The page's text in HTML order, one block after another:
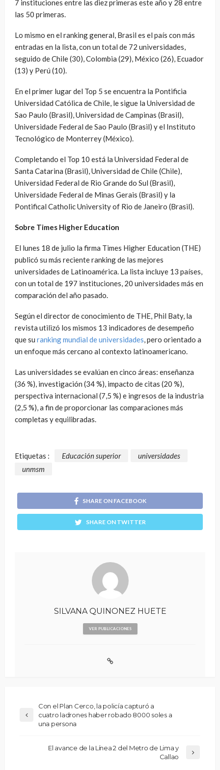
7 instituciones entre las diez primeras este año y 28 entre
las 50 primeras.
Lo mismo en el ranking general, Brasil es el país con más
entradas en la lista, con un total de 72 universidades,
seguido de Chile (30), Colombia (29), México (26), Ecuador
(13) y Perú (10).
En el primer lugar del Top 5 se encuentra la Pontificia
Universidad Católica de Chile, le sigue la Universidad de
Sao Paulo (Brasil), Universidad de Campinas (Brasil),
Universidade Federal de Sao Paulo (Brasil) y el Instituto
Tecnológico de Monterrey (México).
Completando el Top 10 está la Universidad Federal de
Santa Catarina (Brasil), Universidad de Chile (Chile),
Universidad Federal de Rio Grande do Sul (Brasil),
Universidade Federal de Minas Gerais (Brasil) y la
Pontifical Catholic University of Rio de Janeiro (Brasil).
Sobre Times Higher Education
El lunes 18 de julio la firma Times Higher Education (THE)
publicó su más reciente ranking de las mejores
universidades de Latinoamérica. La lista incluye 13 países,
con un total de 197 instituciones, 20 universidades más en
comparación del año pasado.
Según el director de conocimiento de THE, Phil Baty, la
revista utilizó los mismos 13 indicadores de desempeño
que su ranking mundial de universidades, pero orientado a
un enfoque más cercano al contexto latinoamericano.
Las universidades se evalúan en cinco áreas: enseñanza
(36 %), investigación (34 %), impacto de citas (20 %),
perspectiva internacional (7,5 %) e ingresos de la industria
(2,5 %), a fin de proporcionar las comparaciones más
completas y equilibradas.
Etiquetas : Educación superior
universidades
unmsm
SHARE ON FACEBOOK
SHARE ON TWITTER
SILVANA QUINONEZ HUETE
VER PUBLICACIONES
Con el Plan Cerco, la policía capturó a
cuatro ladrones haber robado 8000 soles a
una persona
El avance de la Línea 2 del Metro de Lima y
Callao